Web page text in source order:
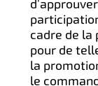
cadre de la
pour de
la
le